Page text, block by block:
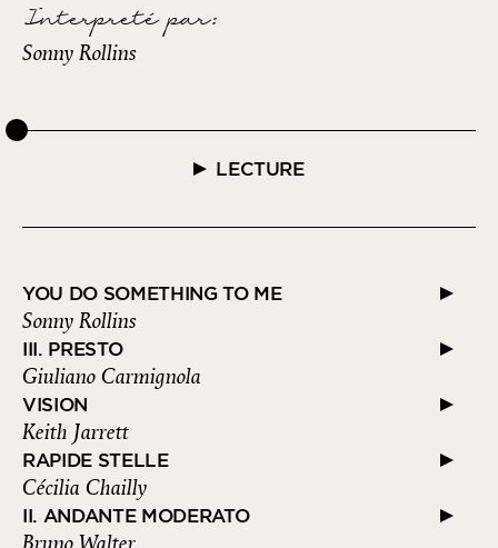
Interpreté par:
Sonny Rollins
LECTURE
YOU DO SOMETHING TO ME
Sonny Rollins
III. PRESTO
Giuliano Carmignola
VISION
Keith Jarrett
RAPIDE STELLE
Cécilia Chailly
II. ANDANTE MODERATO